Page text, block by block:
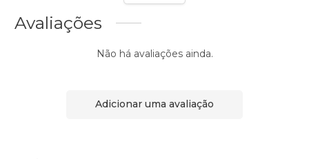
Avaliações
Não há avaliações ainda.
Adicionar uma avaliação